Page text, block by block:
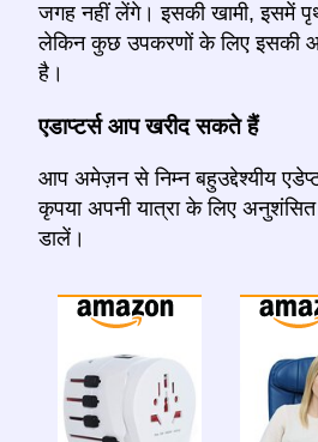
जगह नहीं लेंगे। इसकी खामी, इसमें
लेकिन कुछ उपकरणों के लिए इसकी
है।
एडाप्टर्स आप खरीद सकते हैं
आप अमेज़न से निम्न बहुउद्देश्यीय
कृपया अपनी यात्रा के लिए
डालें।